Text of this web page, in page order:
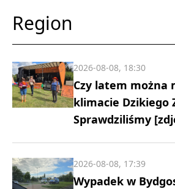
Region
Czy latem można
klimacie Dzikiego
Sprawdziliśmy
2026-08-08, 18:30
Wypadek w
2026-08-08, 17:39